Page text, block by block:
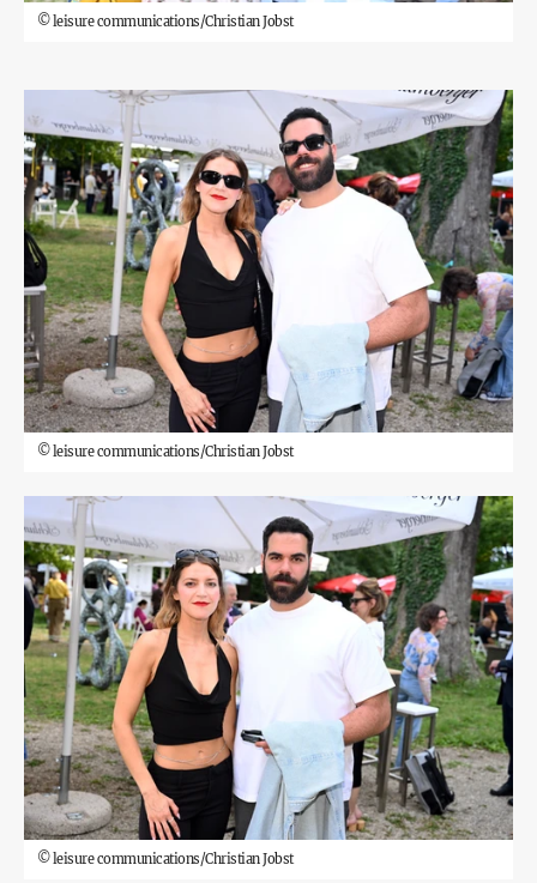
©leisure communications/Christian Jobst
©leisure communications/Christian Jobst
©leisure communications/Christian Jobst